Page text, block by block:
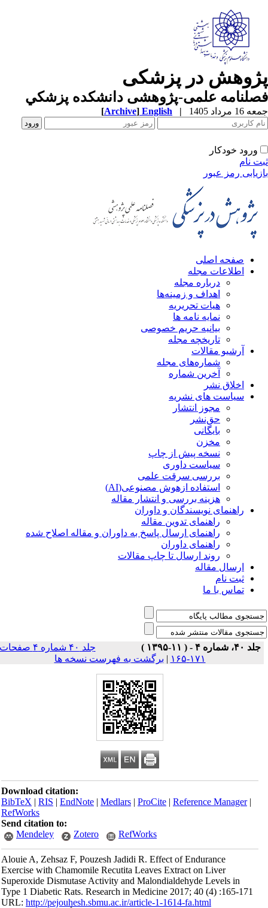
در پزشکی
علمی-پژوهشی دانشکده پزشکي
مرداد 1405 |
English
[Archive]
ورود خودکار
نام
رمز عبور
صفحه اصلی
اطلاعات مجله
درباره مجله
اهداف و زمینه‌ها
هیات تحریریه
نمایه نامه ها
بیانیه حریم خصوصی
تاریخچه مجله
آرشیو مقالات
شماره‌های مجله
آخرین شماره
اخلاق نشر
سیاست های نشریه
مجوز انتشار
حق‌نشر
بایگانی
مخزن
نسخه پیش از چاپ
سیاست داوری
بررسی سرقت علمی
استفاده ازهوش مصنوعی(AI)
هزینه بررسی و انتشار مقاله
راهنمای نویسندگان و داوران
راهنمای تدوین مقاله
راهنمای ارسال پاسخ به داوران و مقاله اصلاح شده
راهنمای داوران
روند ارسال تا چاپ مقالات
ارسال مقاله
ثبت نام
تماس با ما
جلد ۴۰، شماره ۴ - ( ۱۱-۱۳۹۵ )
جلد ۴۰ شماره ۴ صفحات
۱۷۱-۱۶۵
| برگشت به فهرست نسخه ها
Download citation:
BibTeX|RIS|EndNote|Medlars|ProCite|Reference Manager
RefWorks
Send citation to:
Mendeley
Zotero RefWorks
Alouie A, Zehsaz F, Pouzesh Jadidi R. Effect of Endurance
Exercise with Chamomile Recutita Leaves Extract on Liver
Superoxide Dismutase Activity and Malondialdehyde Levels in
Type 1 Diabetic Rats. Research in Medicine 2017; 40 (4) :165-171
URL:http://pejouhesh.sbmu.ac.ir/article-1-1614-fa.html